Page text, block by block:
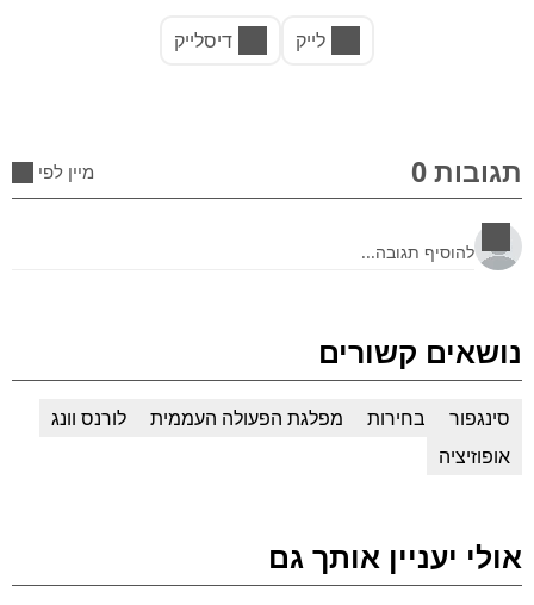
לייק דיסלייק
תגובות 0 מיין לפי
נושאים קשורים
סינגפור בחירות מפלגת הפעולה העממית
לורנס וונג
אופוזיציה
אולי יעניין אותך גם